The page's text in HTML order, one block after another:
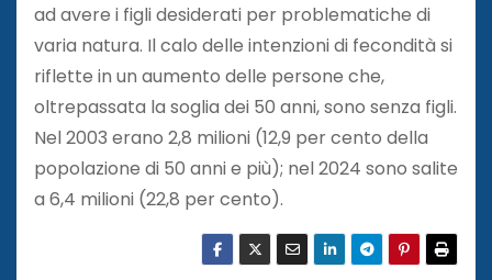
ad avere i figli desiderati per problematiche di
varia natura. Il calo delle intenzioni di fecondità si
riflette in un aumento delle persone che,
oltrepassata la soglia dei 50 anni, sono senza figli.
Nel 2003 erano 2,8 milioni (12,9 per cento della
popolazione di 50 anni e più); nel 2024 sono salite
a 6,4 milioni (22,8 per cento).